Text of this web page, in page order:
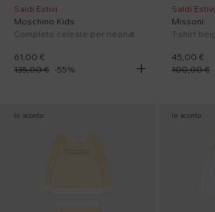
Saldi Estivi
Moschino Kids
Completo celeste per neonato con logo e Teddy Bear
61,00 €
135,00 € -55%
Saldi Estivi
Missoni
45,00 €
100,00 €
In sconto In sconto